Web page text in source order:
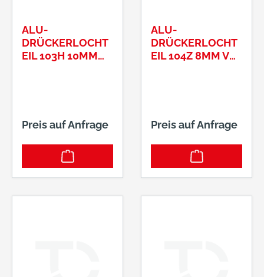
ALU-
DRÜCKERLOCHT
EIL 103H 10MM
Preis auf Anfrage
ALU-
DRÜCKERLOCHT
EIL 104Z 8MM VKT
Preis auf Anfrage